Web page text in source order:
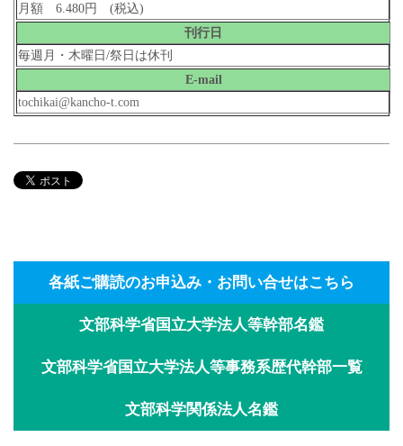
月額 6.480円 (税込)
刊行日
毎週月・木曜日/祭日は休刊
E-mail
tochikai@kancho-t.com
各紙ご購読のお申込み・お問い合せはこちら
文部科学省国立大学法人等幹部名鑑
文部科学省国立大学法人等事務系歴代幹部一覧
文部科学関係法人名鑑